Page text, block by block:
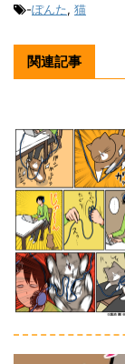
-ぽんた, 猫
関連記事